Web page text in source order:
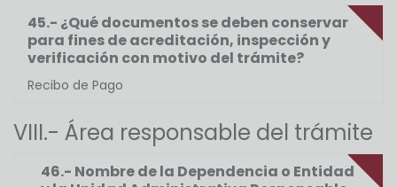
45.- ¿Qué documentos se deben conservar
para fines de acreditación, inspección y
verificación con motivo del trámite?
Recibo de Pago
VIII.- Área responsable del trámite
46.- Nombre de la Dependencia o Entidad